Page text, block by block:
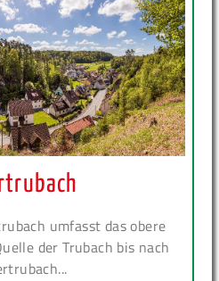
umfasst das obere
der Trubach bis nach